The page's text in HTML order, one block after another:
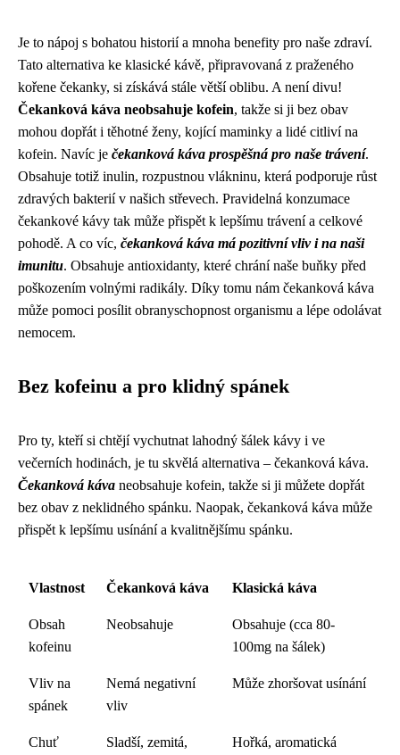
Je to nápoj s bohatou historií a mnoha benefity pro naše zdraví.
Tato alternativa ke klasické kávě, připravovaná z praženého
kořene čekanky, si získává stále větší oblibu. A není divu!
Čekanková káva neobsahuje kofein, takže si ji bez obav
mohou dopřát i těhotné ženy, kojící maminky a lidé citliví na
kofein. Navíc je čekanková káva prospěšná pro naše trávení.
Obsahuje totiž inulin, rozpustnou vlákninu, která podporuje růst
zdravých bakterií v našich střevech. Pravidelná konzumace
čekankové kávy tak může přispět k lepšímu trávení a celkové
pohodě. A co víc, čekanková káva má pozitivní vliv i na naši
imunitu. Obsahuje antioxidanty, které chrání naše buňky před
poškozením volnými radikály. Díky tomu nám čekanková káva
může pomoci posílit obranyschopnost organismu a lépe odolávat
nemocem.
Bez kofeinu a pro klidný spánek
Pro ty, kteří si chtějí vychutnat lahodný šálek kávy i ve
večerních hodinách, je tu skvělá alternativa – čekanková káva.
Čekanková káva neobsahuje kofein, takže si ji můžete dopřát
bez obav z neklidného spánku. Naopak, čekanková káva může
přispět k lepšímu usínání a kvalitnějšímu spánku.
Vlastnost Čekanková káva Klasická káva
Obsah
kofeinu
Neobsahuje
Obsahuje (cca 80-
100mg na šálek)
Vliv na
spánek
Nemá negativní
vliv
Může zhoršovat usínání
Chuť
Sladší, zemitá,
Hořká, aromatická